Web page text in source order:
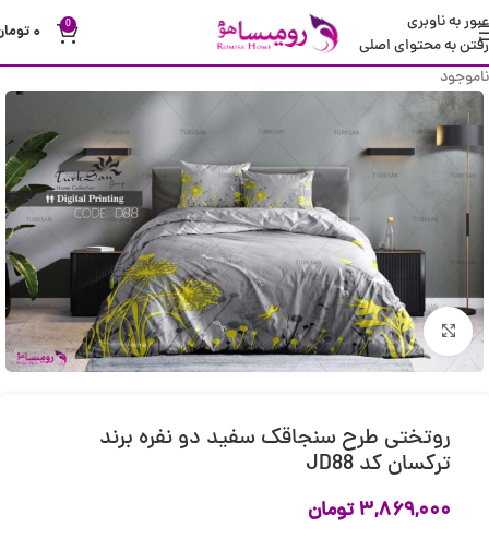
عبور به ناوبری
رفتن به محتوای اصلی
0 ۰
ناموجود
بزرگنمایی تصویر
روتختی طرح سنجاقک سفید دو نفره برند
ترکسان کد JD88
۳,۸۶۹,۰۰۰تومان